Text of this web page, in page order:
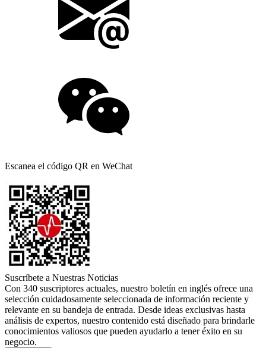
Escanea el código QR en WeChat
Suscríbete a Nuestras Noticias
Con 340 suscriptores actuales, nuestro boletín en inglés ofrece una
selección cuidadosamente seleccionada de información reciente y
relevante en su bandeja de entrada. Desde ideas exclusivas hasta
análisis de expertos, nuestro contenido está diseñado para brindarle
conocimientos valiosos que pueden ayudarlo a tener éxito en su
negocio.